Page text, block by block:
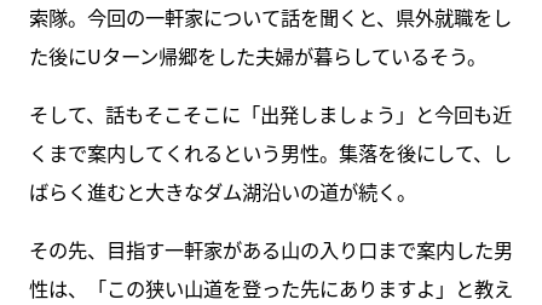
索隊。今回の一軒家について話を聞くと、県外就職をし
た後にUターン帰郷をした夫婦が暮らしているそう。
そして、話もそこそこに「出発しましょう」と今回も近
くまで案内してくれるという男性。集落を後にして、し
ばらく進むと大きなダム湖沿いの道が続く。
その先、目指す一軒家がある山の入り口まで案内した男
性は、「この狭い山道を登った先にありますよ」と教え